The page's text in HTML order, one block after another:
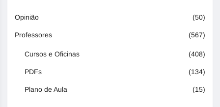
Opinião (50)
Professores (567)
Cursos e Oficinas (408)
PDFs (134)
Plano de Aula (15)